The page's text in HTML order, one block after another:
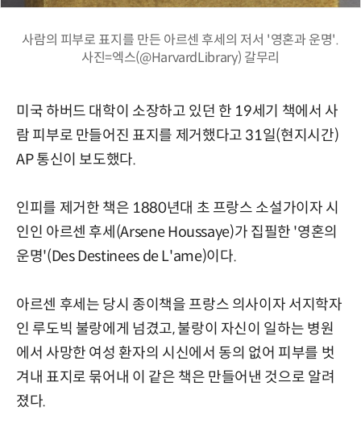
사람의 피부로 표지를 만든 아르센 후세의 저서 '영혼과 운명'.
사진=엑스(@HarvardLibrary) 갈무리
미국 하버드 대학이 소장하고 있던 한 19세기 책에서 사
람 피부로 만들어진 표지를 제거했다고 31일(현지시간)
AP 통신이 보도했다.
인피를 제거한 책은 1880년대 초 프랑스 소설가이자 시
인인 아르센 후세(Arsene Houssaye)가 집필한 '영혼의
운명'(Des Destinees de L'ame)이다.
아르센 후세는 당시 종이책을 프랑스 의사이자 서지학자
인 루도빅 불랑에게 넘겼고, 불랑이 자신이 일하는 병원
에서 사망한 여성 환자의 시신에서 동의 없어 피부를 벗
겨내 표지로 묶어내 이 같은 책은 만들어낸 것으로 알려
졌다.